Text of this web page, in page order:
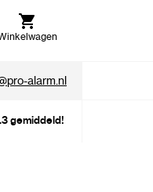
alarm.nl
gemiddeld!